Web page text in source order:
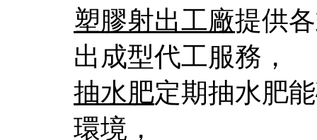
塑膠射出工廠提供
出成型代工服務，
抽水肥定期抽水肥
環境，